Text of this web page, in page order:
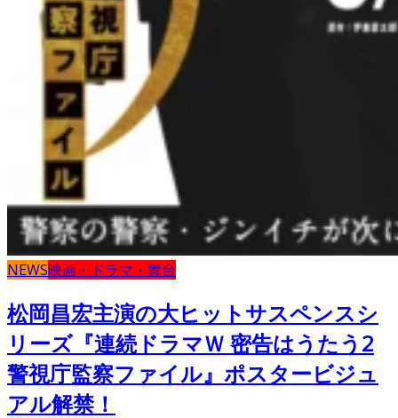
NEWS映画・ドラマ・舞台
松岡昌宏主演の大ヒットサスペンスシ
リーズ『連続ドラマＷ 密告はうたう2
警視庁監察ファイル』ポスタービジュ
アル解禁！